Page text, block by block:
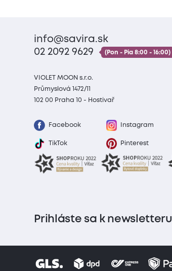
info@savira.sk
02 2092 9629
(Pon - Pia 8:00 - 16:00)
VIOLET MOON s.r.o.
Průmyslová 1472/11
102 00 Praha 10 - Hostivař
Facebook Instagram
TikTok Pinterest
Prihláste sa k newsletteru